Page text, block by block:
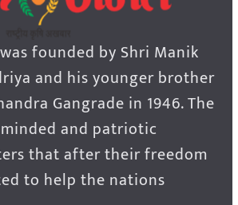
founded by Shri Manik
and his younger brother
Gangrade in 1946. The
and patriotic
that after their freedom
to help the nations